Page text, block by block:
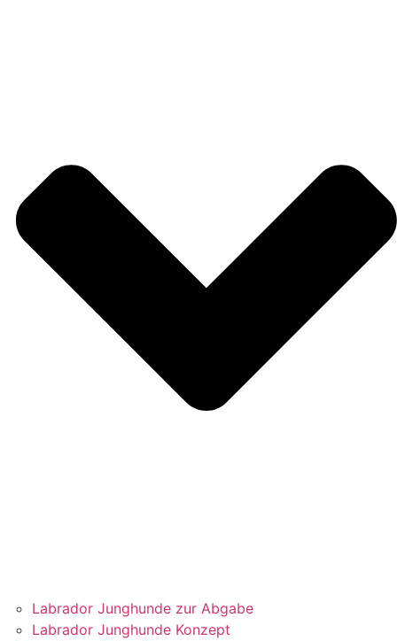
Labrador Junghunde zur Abgabe
Labrador Junghunde Konzept